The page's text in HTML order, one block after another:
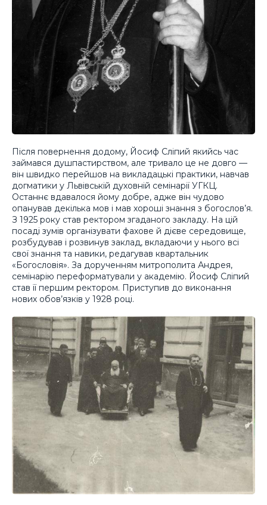
Після повернення додому, Йосиф Сліпий якийсь час
займався душпастирством, але тривало це не довго —
він швидко перейшов на викладацькі практики, навчав
догматики у Львівській духовній семінарії УГКЦ.
Останнє вдавалося йому добре, адже він чудово
опанував декілька мов і мав хороші знання з богослов’я.
З 1925 року став ректором згаданого закладу. На цій
посаді зумів організувати фахове й дієве середовище,
розбудував і розвинув заклад, вкладаючи у нього всі
свої знання та навики, редагував квартальник
«Богословія». За дорученням митрополита Андрея,
семінарію переформатували у академію. Йосиф Сліпий
став її першим ректором. Приступив до виконання
нових обов’язків у 1928 році.